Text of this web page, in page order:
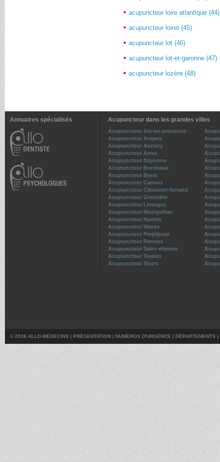
acupuncteur loire atlantique (44)
acupuncteur loiret (45)
acupuncteur lot (46)
acupuncteur lot-et-garonne (47)
acupuncteur lozère (48)
Annuaires spécialisés Acupuncteur dans les grandes villes
Acupuncteur Aix-en-provence
Acupuncteur Angers
Acupuncteur Annecy
Acupuncteur Arras
Acupuncteur Bayonne
Acupuncteur Bordeaux
Acupuncteur Brest
Acupuncteur Cannes
Acupuncteur Clermont-ferrand
Acupuncteur Grenoble
Acupuncteur Limoges
Acupuncteur Montpellier
Acupuncteur Nantes
Acupuncteur Nimes
Acupuncteur Perpignan
Acupuncteur Rennes
Acupuncteur Saint-etienne
Acupuncteur Toulon
Acupuncteur Tours
© 2026 ALLO-MÉDECINS | PRÉSENTATION | NUMÉROS D'URGENCE | DÉPARTEMENTS |